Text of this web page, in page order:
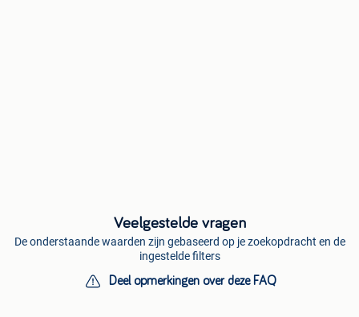
Veelgestelde vragen
De onderstaande waarden zijn gebaseerd op je zoekopdracht en de
ingestelde filters
Deel opmerkingen over deze FAQ